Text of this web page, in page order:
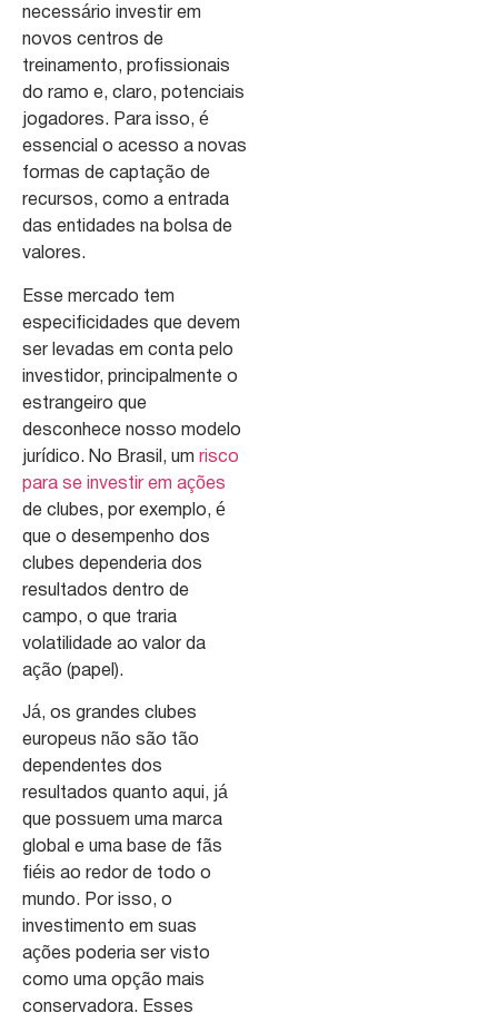
necessário investir em
novos centros de
treinamento, profissionais
do ramo e, claro, potenciais
jogadores. Para isso, é
essencial o acesso a novas
formas de captação de
recursos, como a entrada
das entidades na bolsa de
valores.
Esse mercado tem
especificidades que devem
ser levadas em conta pelo
investidor, principalmente o
estrangeiro que
desconhece nosso modelo
jurídico. No Brasil, um risco
para se investir em ações
de clubes, por exemplo, é
que o desempenho dos
clubes dependeria dos
resultados dentro de
campo, o que traria
volatilidade ao valor da
ação (papel).
Já, os grandes clubes
europeus não são tão
dependentes dos
resultados quanto aqui, já
que possuem uma marca
global e uma base de fãs
fiéis ao redor de todo o
mundo. Por isso, o
investimento em suas
ações poderia ser visto
como uma opção mais
conservadora. Esses